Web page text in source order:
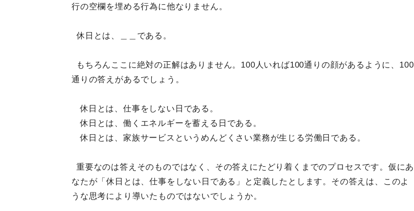
行の空欄を埋める行為に他なりません。
休日とは、＿＿である。
もちろんここに絶対の正解はありません。100人いれば100通りの顔があるように、100
通りの答えがあるでしょう。
休日とは、仕事をしない日である。
休日とは、働くエネルギーを蓄える日である。
休日とは、家族サービスというめんどくさい業務が生じる労働日である。
重要なのは答えそのものではなく、その答えにたどり着くまでのプロセスです。仮にあ
なたが「休日とは、仕事をしない日である」と定義したとします。その答えは、このよ
うな思考により導いたものではないでしょうか。